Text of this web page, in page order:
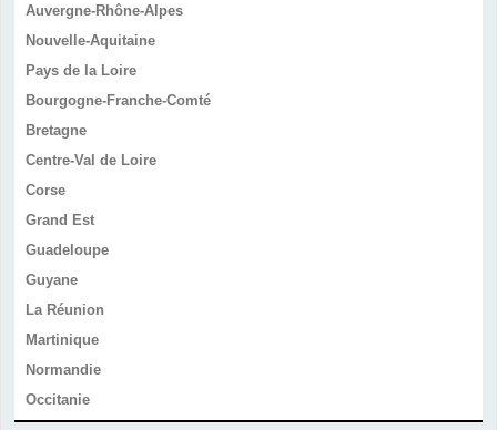
Auvergne-Rhône-Alpes
Nouvelle-Aquitaine
Pays de la Loire
Bourgogne-Franche-Comté
Bretagne
Centre-Val de Loire
Corse
Grand Est
Guadeloupe
Guyane
La Réunion
Martinique
Normandie
Occitanie